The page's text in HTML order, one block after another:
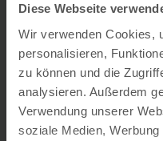
Diese Webseite
Wir verwenden Cookies,
personalisieren,
zu können und die
analysieren. Außerdem
Verwendung unserer
soziale Medien,